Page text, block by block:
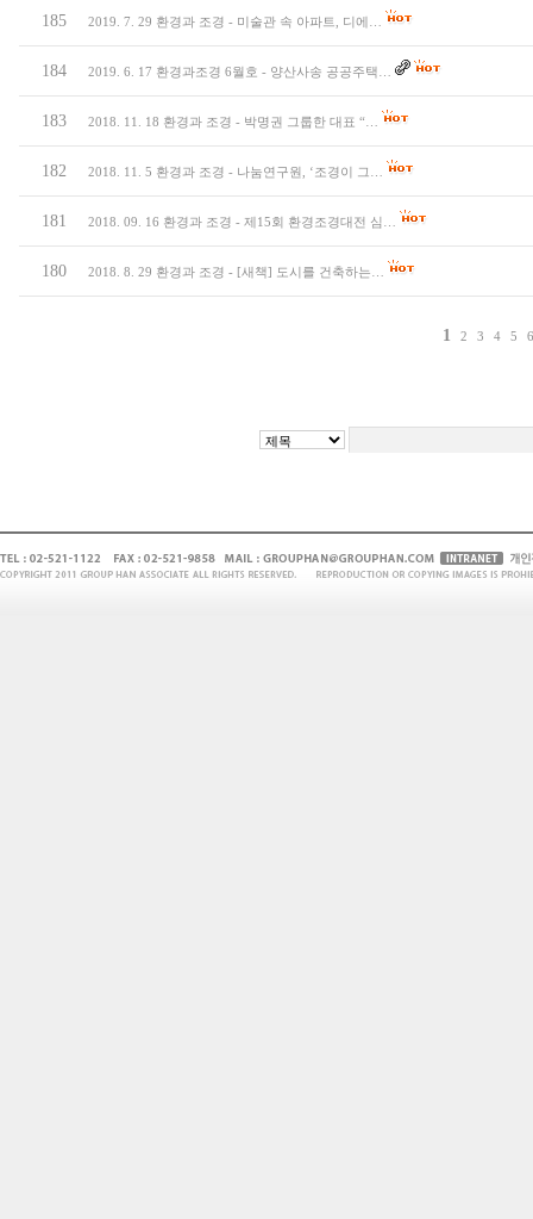
185 2019. 7. 29 환경과 조경 - 미술관 속 아파트, 디에…
184 2019. 6. 17 환경과조경 6월호 - 양산사송 공공주택…
183 2018. 11. 18 환경과 조경 - 박명권 그룹한 대표 “…
182 2018. 11. 5 환경과 조경 - 나눔연구원, ‘조경이 그…
181 2018. 09. 16 환경과 조경 - 제15회 환경조경대전 심…
180 2018. 8. 29 환경과 조경 - [새책] 도시를 건축하는…
1 2 3 4 5 6